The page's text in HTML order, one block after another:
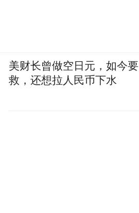
美财长曾做空日元，如今要
救，还想拉人民币下水